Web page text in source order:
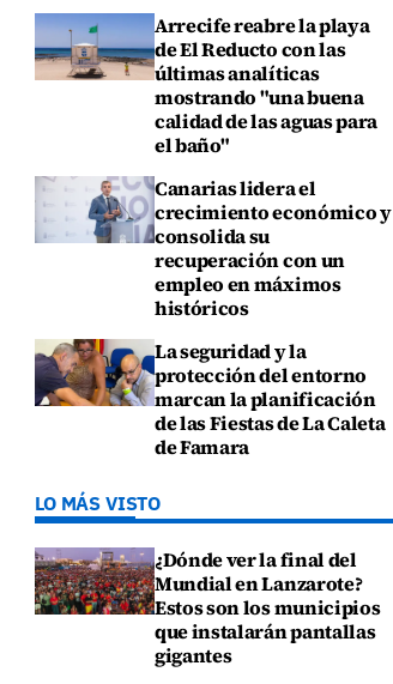
Arrecife reabre la playa
de El Reducto con las
últimas analíticas
mostrando "una buena
calidad de las aguas para
el baño"
Canarias lidera el
crecimiento económico y
consolida su
recuperación con un
empleo en máximos
históricos
La seguridad y la
protección del entorno
marcan la planificación
de las Fiestas de La Caleta
de Famara
LO MÁS VISTO
¿Dónde ver la final del
Mundial en Lanzarote?
Estos son los municipios
que instalarán pantallas
gigantes